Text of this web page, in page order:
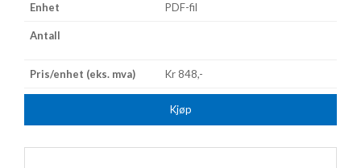
PDF-fil
Kr 848,-
Kjøp